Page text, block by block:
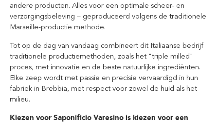
andere producten. Alles voor een optimale scheer- en
verzorgingsbeleving – geproduceerd volgens de traditionele
Marseille-productie methode.
Tot op de dag van vandaag combineert dit Italiaanse bedrijf
traditionele productiemethoden, zoals het "triple milled"
proces, met innovatie en de beste natuurlijke ingrediënten.
Elke zeep wordt met passie en precisie vervaardigd in hun
fabriek in Brebbia, met respect voor zowel de huid als het
milieu.
Kiezen voor Saponificio Varesino is kiezen voor een